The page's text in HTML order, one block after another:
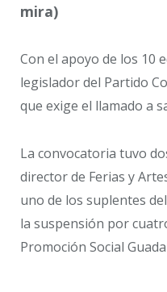
mira)
Con el apoyo de los 10
legislador del Partido
que exige el llamado a
La convocatoria tuvo
director de Ferias y
uno de los suplentes
la suspensión por
Promoción Social